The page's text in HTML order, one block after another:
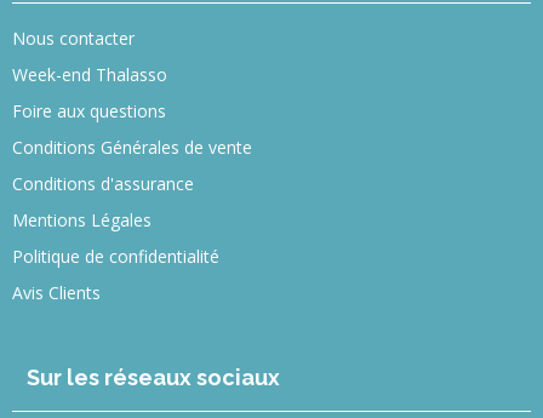
Nous contacter
Week-end Thalasso
Foire aux questions
Conditions Générales de vente
Conditions d'assurance
Mentions Légales
Politique de confidentialité
Avis Clients
Sur les réseaux sociaux